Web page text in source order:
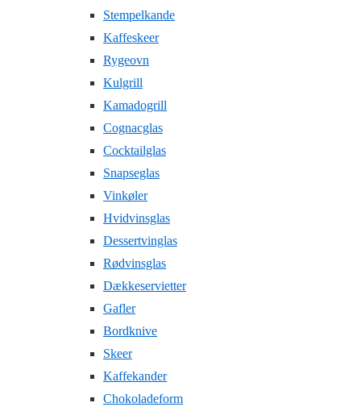
Stempelkande
Kaffeskeer
Rygeovn
Kulgrill
Kamadogrill
Cognacglas
Cocktailglas
Snapseglas
Vinkøler
Hvidvinsglas
Dessertvinglas
Rødvinsglas
Dækkeservietter
Gafler
Bordknive
Skeer
Kaffekander
Chokoladeform